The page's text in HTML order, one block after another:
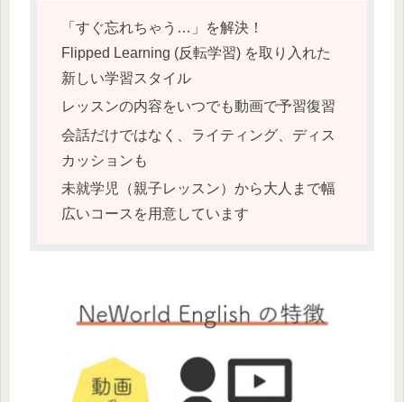
「すぐ忘れちゃう…」を解決！
Flipped Learning (反転学習) を取り入れた
新しい学習スタイル
レッスンの内容をいつでも動画で予習復習
会話だけではなく、ライティング、ディス
カッションも
未就学児（親子レッスン）から大人まで幅
広いコースを用意しています